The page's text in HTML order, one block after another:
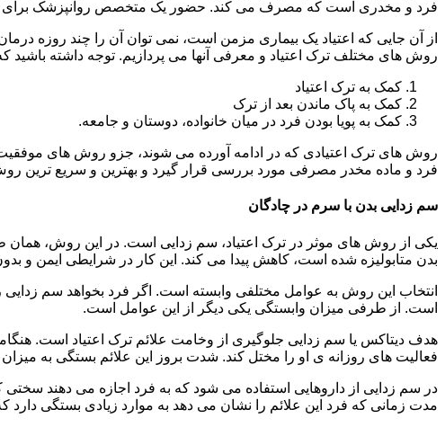
فرد و مخدری است که مصرف می کند. حضور یک متخصص روانپزشک برای
از آن جایی که اعتیاد یک بیماری مزمن است، نمی توان آن را چند روزه
روش های مختلف ترک اعتیاد و معرفی آنها می پردازیم. توجه داشته باشید
کمک به ترک اعتیاد
کمک به پاک ماندن بعد از ترک
کمک به پویا بودن فرد در میان خانواده، دوستان و جامعه.
روش های ترک اعتیادی که در ادامه آورده می شوند، جزو روش های موفقیت
فرد و ماده مخدر مصرفی مورد بررسی قرار گیرد و بهترین و سریع ترین
سم زدایی بدن با سرم در چادگان
یکی از روش های موثر در ترک اعتیاد، سم زدایی است. در این روش، همان
بدن متابولیزه شده است، کاهش پیدا می کند. این کار در شرایطی ایمن و
انتخاب این روش به عوامل مختلفی وابسته است. اگر فرد بخواهد سم زدایی
است. از طرفی میزان وابستگی یکی دیگر از این عوامل است.
هدف دیتاکس یا سم زدایی جلوگیری از وخامت علائم ترک اعتیاد است.
فعالیت های روزانه ی او را مختل کند. شدت بروز این علائم بستگی به
در سم زدایی از داروهایی استفاده می شود که به فرد اجازه می دهند
مدت زمانی که فرد این علائم را نشان می دهد به موارد زیادی بستگی دارد